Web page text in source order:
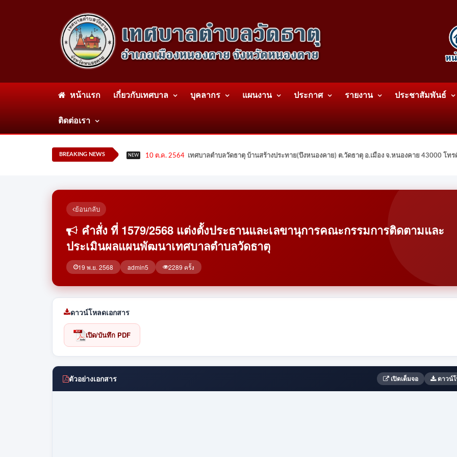
หน้าแรก เกี่ยวกับเทศบาล บุคลากร แผนงาน ประกาศ รายงาน ประชาสัมพันธ์
ติดต่อเรา
BREAKING NEWS NEW 10 ต.ค. 2564 เทศบาลตำบลวัดธาตุ บ้านสร้างประทาย(บึงหนองคาย) ต.วัดธาตุ อ.เมือง จ.หนองคาย 43000 โ
ย้อนกลับ
คำสั่ง ที่ 1579/2568 แต่งตั้งประธานและเลขานุการคณะกรรมการติดตามและ
ประเมินผลแผนพัฒนาเทศบาลตำบลวัดธาตุ
19 พ.ย. 2568 admin5 2289 ครั้ง
ดาวน์โหลดเอกสาร
เปิด/บันทึก PDF
ตัวอย่างเอกสาร เปิดเต็มจอ ดาวน์